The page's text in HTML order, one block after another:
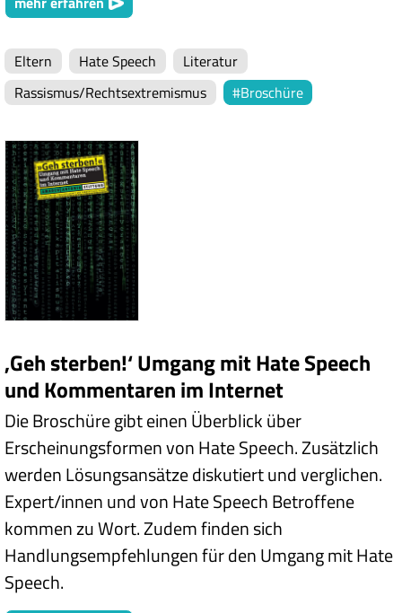
Eltern Hate Speech
Literatur
Rassismus/Rechtsextremismus
Broschüre
‚Geh sterben!‘ Umgang mit Hate Speech
und Kommentaren im Internet
Die Broschüre gibt einen Überblick über
Erscheinungsformen von Hate Speech. Zusätzlich
werden Lösungsansätze diskutiert und verglichen.
Expert/innen und von Hate Speech Betroffene
kommen zu Wort. Zudem finden sich
Handlungsempfehlungen für den Umgang mit Hate
Speech.